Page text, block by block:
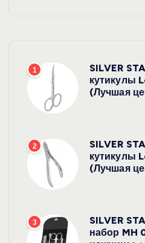
1
SILVER
кутикулы
(Лучшая
2
SILVER
кутикулы
(Лучшая
3
SILVER
набор MH